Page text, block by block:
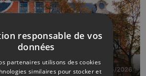
19/05/2026
responsable de vos
données
partenaires utilisons des cookies
similaires pour stocker et